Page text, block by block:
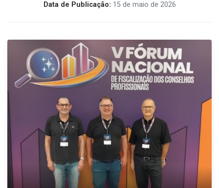
Data de Publicação: 15 de maio de 2026